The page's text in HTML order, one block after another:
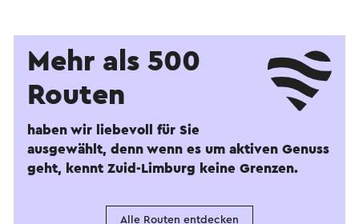
Mehr als 500
Routen
haben wir liebevoll für Sie
ausgewählt, denn wenn es um aktiven Genuss
geht, kennt Zuid-Limburg keine Grenzen.
Alle Routen entdecken